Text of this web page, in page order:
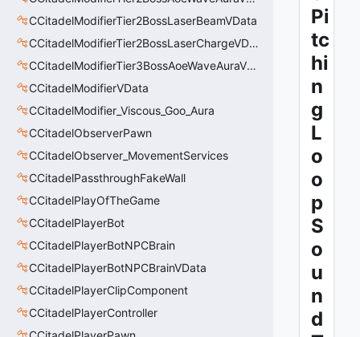
CCitadelModifierTier2BossLaserBeamVData
CCitadelModifierTier2BossLaserChargeVData
CCitadelModifierTier3BossAoeWaveAuraVData
CCitadelModifierVData
CCitadelModifier_Viscous_Goo_Aura
CCitadelObserverPawn
CCitadelObserver_MovementServices
CCitadelPassthroughFakeWall
CCitadelPlayOfTheGame
CCitadelPlayerBot
CCitadelPlayerBotNPCBrain
CCitadelPlayerBotNPCBrainVData
CCitadelPlayerClipComponent
CCitadelPlayerController
Pi
tc
hi
n
g
L
o
o
p
S
o
u
n
d